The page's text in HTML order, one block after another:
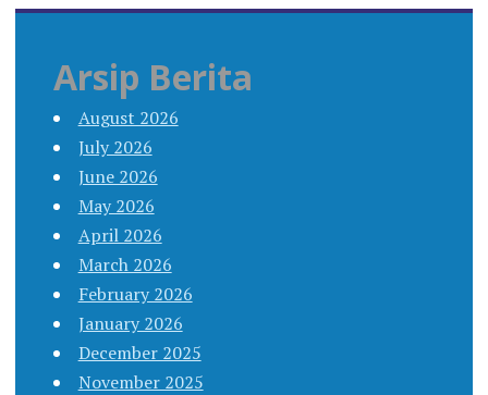
Arsip Berita
August 2026
July 2026
June 2026
May 2026
April 2026
March 2026
February 2026
January 2026
December 2025
November 2025